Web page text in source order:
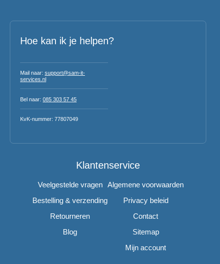
Hoe kan ik je helpen?
Mail naar: support@sam-it-
services.nl
Bel naar: 085 303 57 45
KvK-nummer: 77807049
Klantenservice
Veelgestelde vragen
Bestelling & verzending
Retourneren
Blog
Algemene voorwaarden
Privacy beleid
Contact
Sitemap
Mijn account